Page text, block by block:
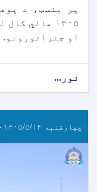
پر بنسټ، د
۱۴۰۵ مالي
او جنراتورونو.
نور...
چهارشنبه ۱۴۰۵/۵/۱۴ - ۱۵:۳۷